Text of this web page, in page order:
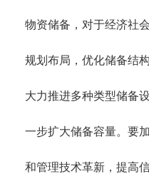
物资储备，对于经济社
规划布局，优化储备结
大力推进多种类型储备
一步扩大储备容量。要
和管理技术革新，提高